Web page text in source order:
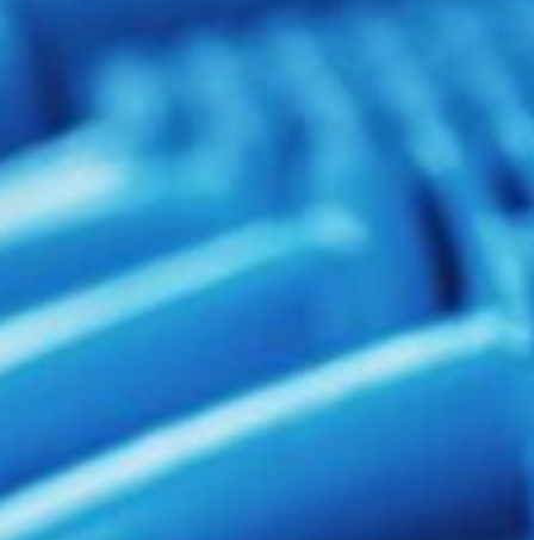
GROUP, gewährleistet Ihnen den richtigen Bedarf für
den jeweiligen Einsatzzweck. Das Verständnis von
Netzwerk-Qualität wurde allzu oft in der Planung und
Ausführung vernachlässigt. Diese Erfahrungen
bringen wir durch die Arbeit mit passiven und
aktiven Komponenten ein. Nicht zu übersehen, spielt
immer mehr die Cybersecurity bei der
Netzwerkplanung und Ausführung eine große Rolle,
die wir Ihnen bei einem ersten Gespräch ausführlich
darlegen werden.
07127-8100808
NETZMACHER@MARSTEAM.DE